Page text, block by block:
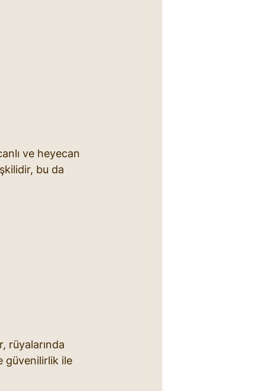
ve heyecan
bu da
rüyalarında
güvenilirlik ile